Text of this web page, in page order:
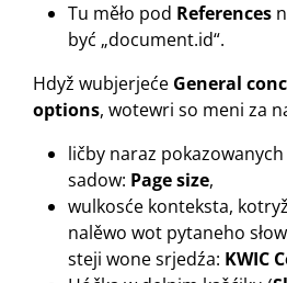
Tu měło pod References
być „document.id“.
Hdyž wubjerjeće General
options, wotewri so meni za
ličby naraz
sadow: Page size,
wulkosće konteksta,
nalěwo wot pytaneho
steji wone srjedźa: KWIC